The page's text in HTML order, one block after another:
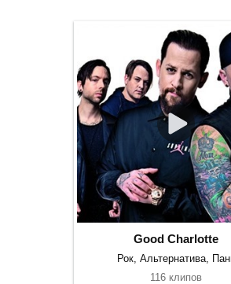
Good Charlotte
Рок, Альтернатива,
116 клипов